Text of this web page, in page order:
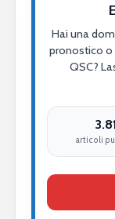
Hai una
pronostico o
QSC?
articoli